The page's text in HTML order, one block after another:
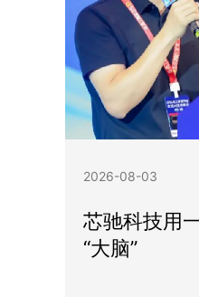
2026-08-03
芯驰科技用
“大脑”